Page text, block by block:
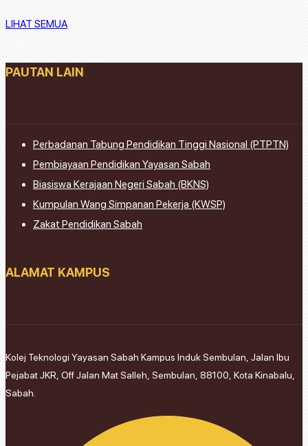
LIHAT SEMUA
PAUTAN LAIN
Perbadanan Tabung Pendidikan Tinggi Nasional (PTPTN)
Pembiayaan Pendidikan Yayasan Sabah
Biasiswa Kerajaan Negeri Sabah (BKNS)
Kumpulan Wang Simpanan Pekerja (KWSP)
Zakat Pendidikan Sabah
ALAMAT KAMPUS
Kolej Teknologi Yayasan Sabah Kampus Induk Sembulan, Jalan Ibu
Pejabat JKR, Off Jalan Mat Salleh, Sembulan, 88100, Kota Kinabalu,
Sabah.